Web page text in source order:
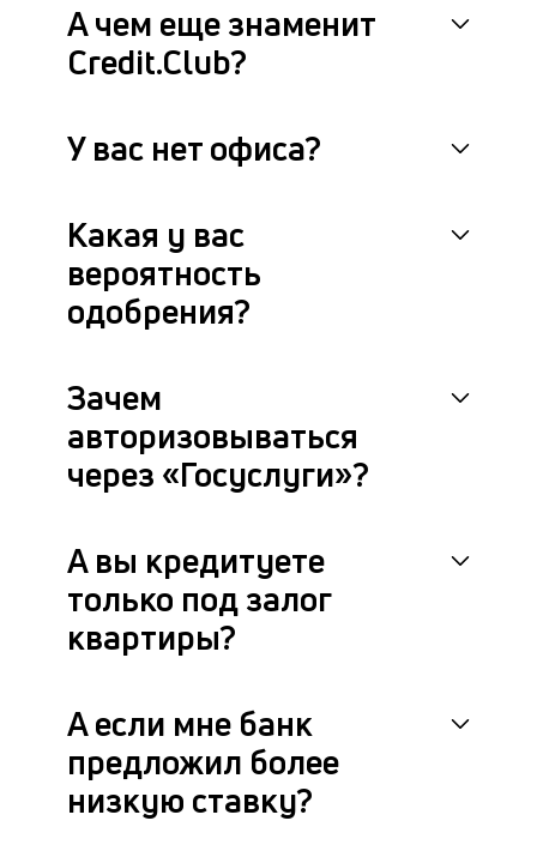
А чем еще знаменит
Credit.Club?
У вас нет офиса?
Какая у вас
вероятность
одобрения?
Зачем
авторизовываться
через «Госуслуги»?
А вы кредитуете
только под залог
квартиры?
А если мне банк
предложил более
низкую ставку?